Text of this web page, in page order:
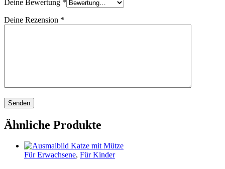
Deine Bewertung *
Deine Rezension *
Ähnliche Produkte
Für Erwachsene, Für Kinder